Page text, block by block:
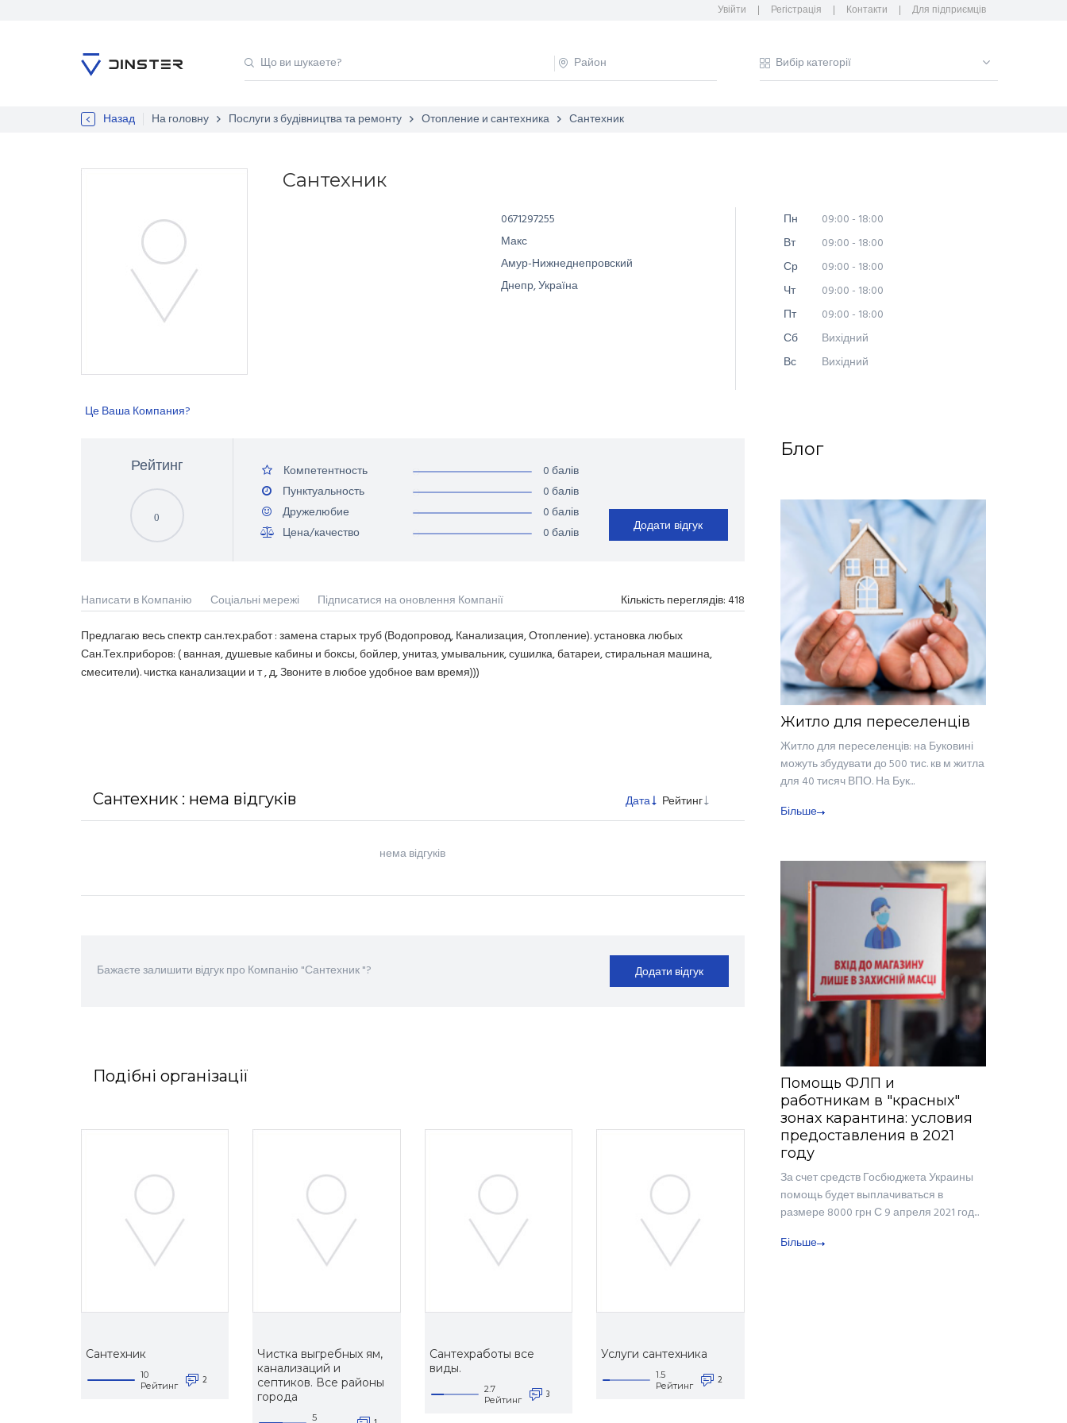
Увійти Регістрація Контакти Для підприємців
Назад На головну Послуги з будівництва та ремонту Отопление и сантехника Сантехник
Це Ваша Компания?
Сантехник
0671297255
Макс
Амур-Нижнеднепровский
Днепр, Україна
Пн
09:00 - 18:00
Вт
09:00 - 18:00
Ср
09:00 - 18:00
Чт
09:00 - 18:00
Пт
09:00 - 18:00
Сб
Вихідний
Вс
Вихідний
Рейтинг
0
Компетентность
0 балів
Пунктуальность
0 балів
Дружелюбие
0 балів
Цена/качество
0 балів Додати відгук
Написати в Компанію Соціальні мережі Підписатися на оновлення Компанії Кількість переглядів:418
Предлагаю весь спектр сан.тех.работ : замена старых труб (Водопровод, Канализация, Отопление). установка любых
Сан.Тех.приборов: ( ванная, душевые кабины и боксы, бойлер, унитаз, умывальник, сушилка, батареи, стиральная машина,
смесители). чистка канализации и т , д, Звоните в любое удобное вам время)))
Сантехник : нема відгуків Дата Рейтинг
нема відгуків
Бажаєте залишити відгук про Компанію "Сантехник "? Додати відгук
Подібні організації
Сантехник
10
Рейтинг
2
Чистка выгребных ям,
канализаций и
септиков. Все районы
города
5
Сантехработы все
виды.
2.7
Рейтинг
3
Услуги сантехника
1.5
Рейтинг
2
Блог
Житло для переселенців
Житло для переселенців: на Буковині
можуть збудувати до 500 тис. кв м житла
для 40 тисяч ВПО. На Бук...
Більше
Помощь ФЛП и
работникам в "красных"
зонах карантина: условия
предоставления в 2021
году
За счет средств Госбюджета Украины
помощь будет выплачиваться в
размере 8000 грн С 9 апреля 2021 год...
Більше